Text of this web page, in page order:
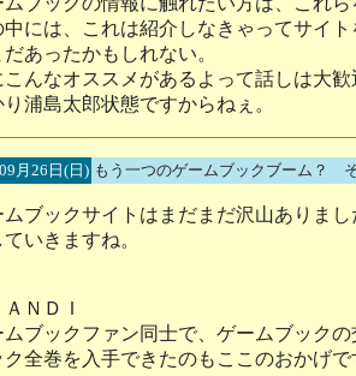
には、これは紹介しなきゃってサイ
あったかもしれない。
んなオススメがあるよって話しは大
浦島太郎状態ですからねぇ。
月26日(日) もう一つのゲームブックブーム？
ブックサイトはまだまだ沢山ありま
いきますね。
ＮＤＩ
ブックファン同士で、ゲームブック
ク全巻を入手できたのもここのおかげで